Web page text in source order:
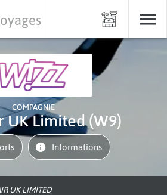
COMPAGNIE
UK Limited (W9)
informations
UK LIMITED